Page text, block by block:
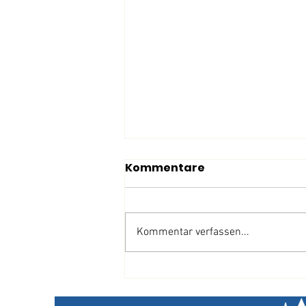
Kinderbibeltag
Kommentare
Kommentar verfassen...